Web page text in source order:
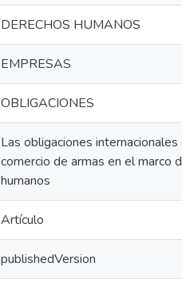
DERECHOS HUMANOS
EMPRESAS
OBLIGACIONES
Las obligaciones internacionales
comercio de armas en el marco
humanos
Artículo
publishedVersion